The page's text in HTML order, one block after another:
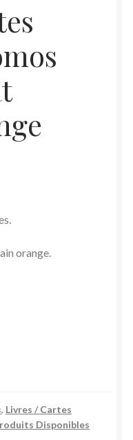
orange.
, Livres / Cartes
Disponibles